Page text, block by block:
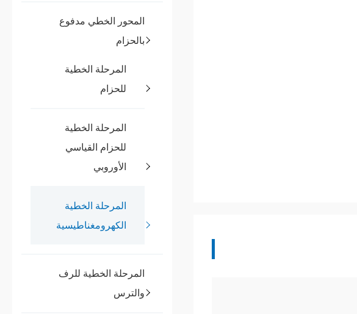
المحور الخطي مدفوع
بالحزام
المرحلة الخطية
للحزام
المرحلة الخطية
للحزام القياسي
الأوروبي
المرحلة الخطية
الكهرومغناطيسية
المرحلة الخطية للرف
والترس